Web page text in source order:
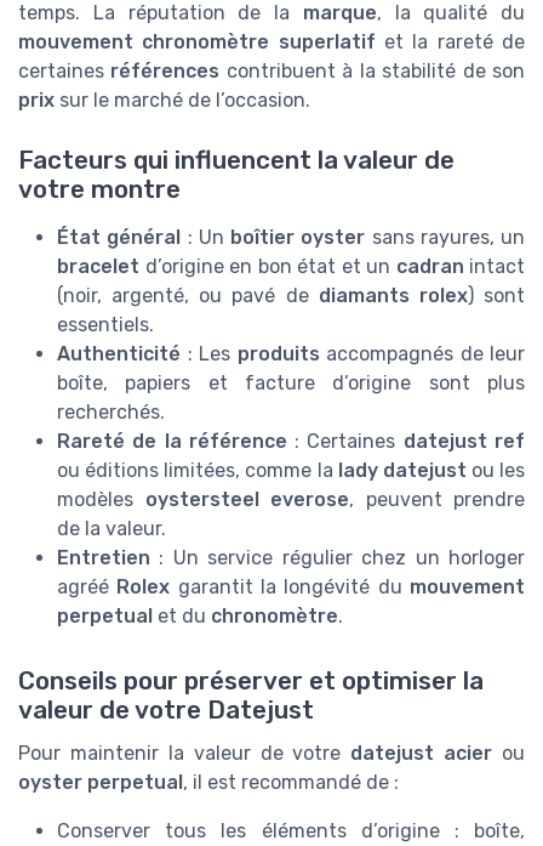
temps. La réputation de la marque, la qualité du
mouvement chronomètre superlatif et la rareté de
certaines références contribuent à la stabilité de son
prix sur le marché de l’occasion.
Facteurs qui influencent la valeur de
votre montre
État général : Un boîtier oyster sans rayures, un
bracelet d’origine en bon état et un cadran intact
(noir, argenté, ou pavé de diamants rolex) sont
essentiels.
Authenticité : Les produits accompagnés de leur
boîte, papiers et facture d’origine sont plus
recherchés.
Rareté de la référence : Certaines datejust ref
ou éditions limitées, comme la lady datejust ou les
modèles oystersteel everose, peuvent prendre
de la valeur.
Entretien : Un service régulier chez un horloger
agréé Rolex garantit la longévité du mouvement
perpetual et du chronomètre.
Conseils pour préserver et optimiser la
valeur de votre Datejust
Pour maintenir la valeur de votre datejust acier ou
oyster perpetual, il est recommandé de :
Conserver tous les éléments d’origine : boîte,